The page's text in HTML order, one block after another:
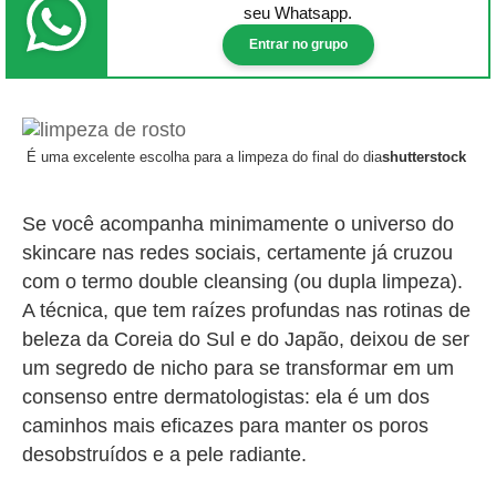
seu Whatsapp.
Entrar no grupo
É uma excelente escolha para a limpeza do final do diashutterstock
Se você acompanha minimamente o universo do
skincare nas redes sociais, certamente já cruzou
com o termo double cleansing (ou dupla limpeza).
A técnica, que tem raízes profundas nas rotinas de
beleza da Coreia do Sul e do Japão, deixou de ser
um segredo de nicho para se transformar em um
consenso entre dermatologistas: ela é um dos
caminhos mais eficazes para manter os poros
desobstruídos e a pele radiante.